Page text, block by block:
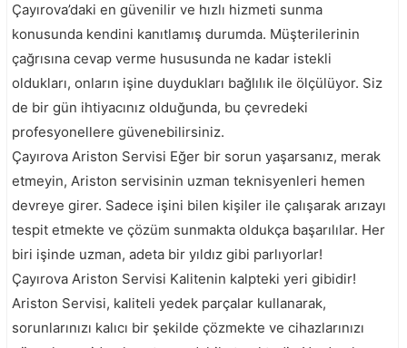
Çayırova’daki en güvenilir ve hızlı hizmeti sunma
konusunda kendini kanıtlamış durumda. Müşterilerinin
çağrısına cevap verme hususunda ne kadar istekli
oldukları, onların işine duydukları bağlılık ile ölçülüyor. Siz
de bir gün ihtiyacınız olduğunda, bu çevredeki
profesyonellere güvenebilirsiniz.
Çayırova Ariston Servisi Eğer bir sorun yaşarsanız, merak
etmeyin, Ariston servisinin uzman teknisyenleri hemen
devreye girer. Sadece işini bilen kişiler ile çalışarak arızayı
tespit etmekte ve çözüm sunmakta oldukça başarılılar. Her
biri işinde uzman, adeta bir yıldız gibi parlıyorlar!
Çayırova Ariston Servisi Kalitenin kalpteki yeri gibidir!
Ariston Servisi, kaliteli yedek parçalar kullanarak,
sorunlarınızı kalıcı bir şekilde çözmekte ve cihazlarınızı